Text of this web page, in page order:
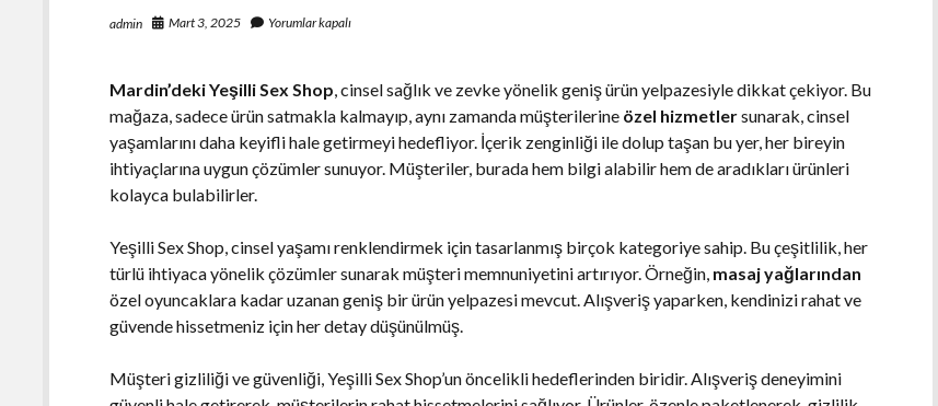
admin Mart 3, 2025 Yorumlar kapalı
Mardin’deki Yeşilli Sex Shop, cinsel sağlık ve zevke yönelik geniş ürün yelpazesiyle dikkat çekiyor. Bu
mağaza, sadece ürün satmakla kalmayıp, aynı zamanda müşterilerine özel hizmetlersunarak, cinsel
yaşamlarını daha keyifli hale getirmeyi hedefliyor. İçerik zenginliği ile dolup taşan bu yer, her bireyin
ihtiyaçlarına uygun çözümler sunuyor. Müşteriler, burada hem bilgi alabilir hem de aradıkları ürünleri
kolayca bulabilirler.
Yeşilli Sex Shop, cinsel yaşamı renklendirmek için tasarlanmış birçok kategoriye sahip. Bu çeşitlilik, her
türlü ihtiyaca yönelik çözümler sunarak müşteri memnuniyetini artırıyor. Örneğin, masaj yağlarından
özel oyuncaklara kadar uzanan geniş bir ürün yelpazesi mevcut. Alışveriş yaparken, kendinizi rahat ve
güvende hissetmeniz için her detay düşünülmüş.
Müşteri gizliliği ve güvenliği, Yeşilli Sex Shop’un öncelikli hedeflerinden biridir. Alışveriş deneyimini